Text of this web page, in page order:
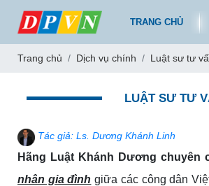
TRANG CHỦ
Trang chủ Dịch vụ chính Luật sư tư
LUẬT SƯ TƯ
Tác giả: Ls. Dương Khánh Linh
Hãng Luật Khánh Dương chuyên
nhân gia đình giữa các công dân